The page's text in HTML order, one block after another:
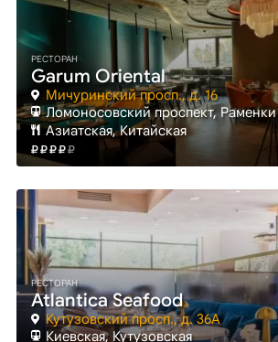
РЕСТОРАН
Garum Oriental
Мичуринский просп., д. 16
Ломоносовский проспект, Раменки
Азиатская, Китайская
РЕСТОРАН
Atlantica Seafood
Кутузовский просп., д. 36А
Киевская, Кутузовская